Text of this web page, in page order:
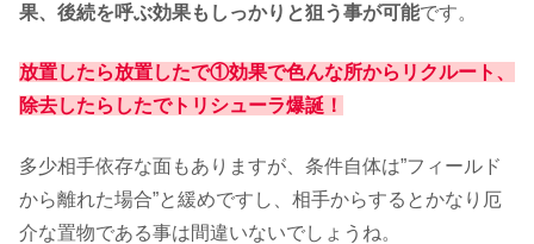
果、後続を呼ぶ効果もしっかりと狙う事が可能です。
放置したら放置したで①効果で色んな所からリクルート、
除去したらしたでトリシューラ爆誕！
多少相手依存な面もありますが、条件自体は”フィールド
から離れた場合”と緩めですし、相手からするとかなり厄
介な置物である事は間違いないでしょうね。